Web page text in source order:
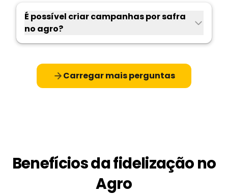
É possível criar campanhas por safra
no agro?
Carregar mais perguntas
Benefícios da fidelização no
Agro